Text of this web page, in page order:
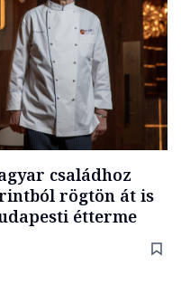
családhoz
rögtön át is
étterme